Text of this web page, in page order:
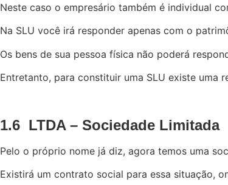
Neste caso o empresário também é individual
Na SLU você irá responder apenas com o
Os bens de sua pessoa física não poderá
Entretanto, para constituir uma SLU existe uma
1.6 LTDA – Sociedade Limitada
Pelo o próprio nome já diz, agora temos uma
Existirá um contrato social para essa situação,